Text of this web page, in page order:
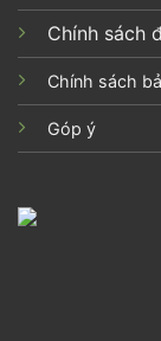
Chính sách
Chính sách
Góp ý